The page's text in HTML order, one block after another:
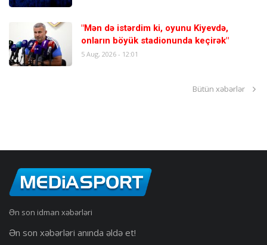
"Mən də istərdim ki, oyunu Kiyevdə,
onların böyük stadionunda keçirək"
5 Aug, 2026 - 12:01
Bütün xəbərlər
Ən son idman xəbərləri
Ən son xəbərləri anında əldə et!